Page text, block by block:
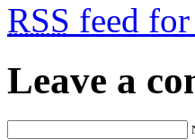
RSS feed
Leave a